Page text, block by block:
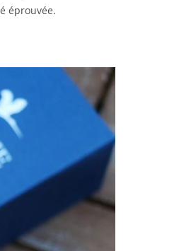
éprouvée.